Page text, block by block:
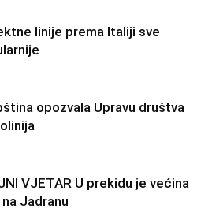
linije prema Italiji sve
opozvala Upravu društva
VJETAR U prekidu je većina
Jadranu